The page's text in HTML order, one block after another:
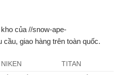
của //snow-ape-
giao hàng trên toàn quốc.
NIKEN
TITAN